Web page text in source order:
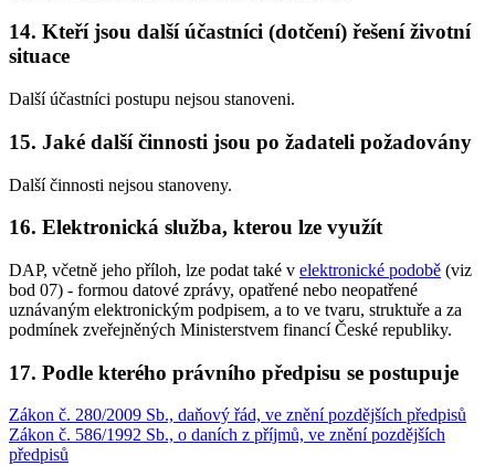
14. Kteří jsou další účastníci (dotčení) řešení životní
situace
Další účastníci postupu nejsou stanoveni.
15. Jaké další činnosti jsou po žadateli požadovány
Další činnosti nejsou stanoveny.
16. Elektronická služba, kterou lze využít
DAP, včetně jeho příloh, lze podat také v elektronické podobě (viz
bod 07) - formou datové zprávy, opatřené nebo neopatřené
uznávaným elektronickým podpisem, a to ve tvaru, struktuře a za
podmínek zveřejněných Ministerstvem financí České republiky.
17. Podle kterého právního předpisu se postupuje
Zákon č. 280/2009 Sb., daňový řád, ve znění pozdějších předpisů
Zákon č. 586/1992 Sb., o daních z příjmů, ve znění pozdějších
předpisů